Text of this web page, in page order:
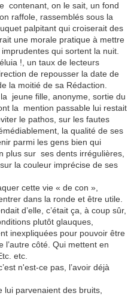
contenant, on le sait, un fond
raffole, rassemblés sous la
palpitant qui croiserait des
une morale pratique à mettre
qui sortent la nuit.
!, un taux de lecteurs
de repousser la date de
la moitié de sa Rédaction.
jeune fille, anonyme, sortie du
la
mention passable lui restait
le pathos, sur les fautes
la qualité de ses
parmi les gens bien qui
plus sur ses dents irrégulières,
la couleur imprécise de ses
cette vie « de con »,
dans la ronde et être utile.
d’elle, c’était ça, à coup sûr,
plutôt glauques,
inexpliquées pour pouvoir être
l’autre côté. Qui mettent en
etc.
n'est-ce pas, l’avoir déjà
parvenaient des bruits,